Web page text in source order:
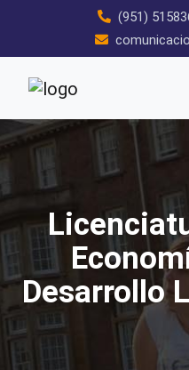
content
(951)
Desarrollo